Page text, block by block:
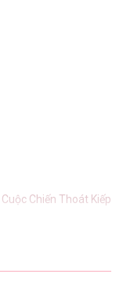
Cuộc Chiến Thoát Kiếp